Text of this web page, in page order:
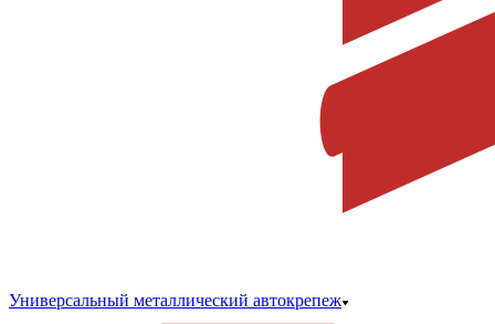
Универсальный металлический автокрепеж